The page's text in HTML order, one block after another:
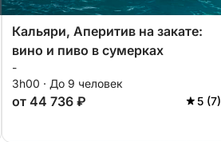
Кальяри, Аперитив на закате:
вино и пиво в сумерках
-
3h00 · До 9 человек
от 44 736 ₽ 5 (7)